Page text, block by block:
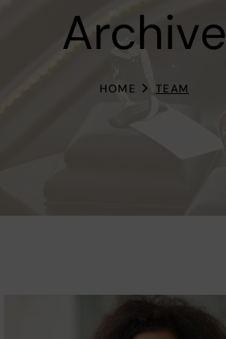
Archive
HOME TEAM